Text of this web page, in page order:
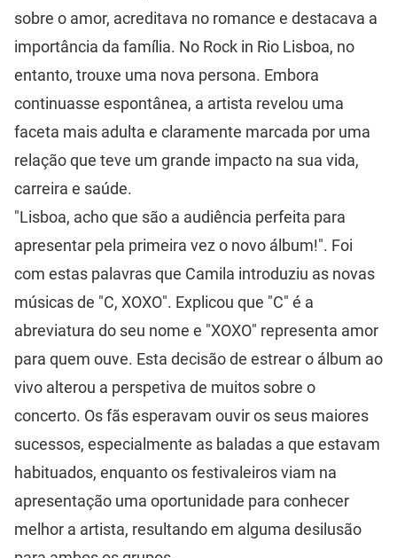
sobre o amor, acreditava no romance e destacava a
importância da família. No Rock in Rio Lisboa, no
entanto, trouxe uma nova persona. Embora
continuasse espontânea, a artista revelou uma
faceta mais adulta e claramente marcada por uma
relação que teve um grande impacto na sua vida,
carreira e saúde.
"Lisboa, acho que são a audiência perfeita para
apresentar pela primeira vez o novo álbum!". Foi
com estas palavras que Camila introduziu as novas
músicas de "C, XOXO". Explicou que "C" é a
abreviatura do seu nome e "XOXO" representa amor
para quem ouve. Esta decisão de estrear o álbum ao
vivo alterou a perspetiva de muitos sobre o
concerto. Os fãs esperavam ouvir os seus maiores
sucessos, especialmente as baladas a que estavam
habituados, enquanto os festivaleiros viam na
apresentação uma oportunidade para conhecer
melhor a artista, resultando em alguma desilusão